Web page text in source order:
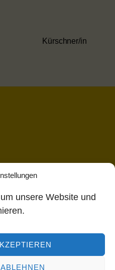
unsere Website und
Kürschner/in